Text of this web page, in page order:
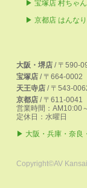
▶ 宝塚店 村ちゃ
▶ 京都店 はんな
大阪・堺店/ 〒590-
宝塚店/ 〒664-0002
天王寺店/ 〒543-
京都店/ 〒611-0041
営業時間：AM10:00
定休日：水曜日
▶ 大阪・兵庫・奈良
Copyright©AV